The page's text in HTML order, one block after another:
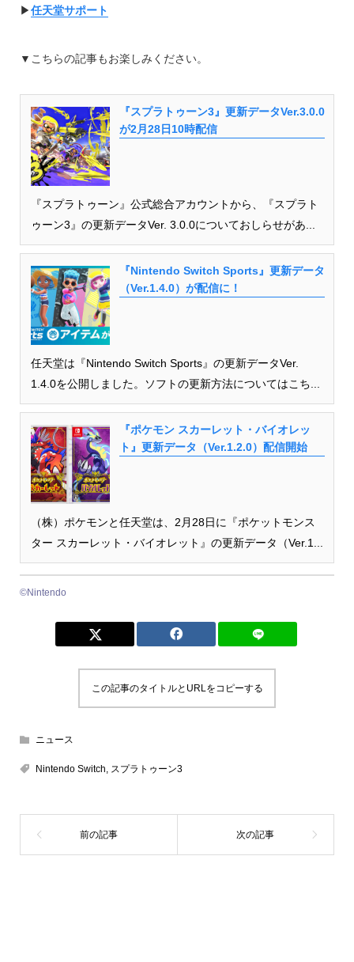
▶︎任天堂サポート
▼ こちらの記事もお楽しみください。
『スプラトゥーン3』更新データVer.3.0.0
が2月28日10時配信
『スプラトゥーン』公式総合アカウントから、『スプラト
ゥーン3』の更新データVer. 3.0.0についておしらせがあ...
『Nintendo Switch Sports』更新データ
（Ver.1.4.0）が配信に！
任天堂は『Nintendo Switch Sports』の更新データVer.
1.4.0を公開しました。ソフトの更新方法についてはこち...
『ポケモン スカーレット・バイオレッ
ト』更新データ（Ver.1.2.0）配信開始
（株）ポケモンと任天堂は、2月28日に『ポケットモンス
ター スカーレット・バイオレット』の更新データ（Ver.1...
©︎Nintendo
この記事のタイトルとURLをコピーする
ニュース
Nintendo Switch, スプラトゥーン3